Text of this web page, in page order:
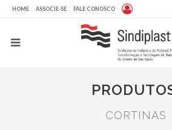
HOME ASSOCIE-SE FALE CONOSCO
CORTINAS